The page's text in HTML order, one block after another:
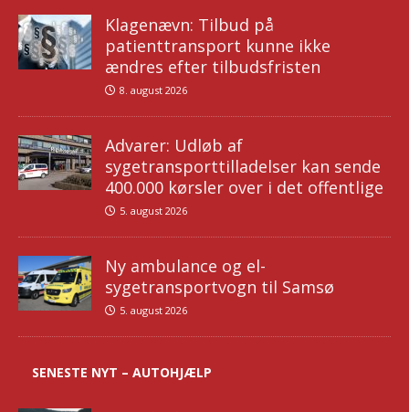
Klagenævn: Tilbud på
patienttransport kunne ikke
ændres efter tilbudsfristen
8. august 2026
Advarer: Udløb af
sygetransporttilladelser kan sende
400.000 kørsler over i det offentlige
5. august 2026
Ny ambulance og el-
sygetransportvogn til Samsø
5. august 2026
SENESTE NYT – AUTOHJÆLP